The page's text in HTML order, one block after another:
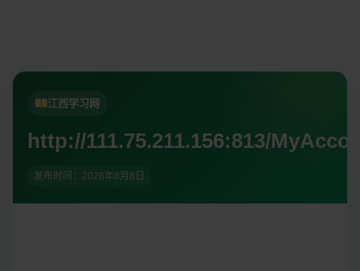
江西学习网
http://111.75.211.156:813/
发布时间： 2026年8月8日